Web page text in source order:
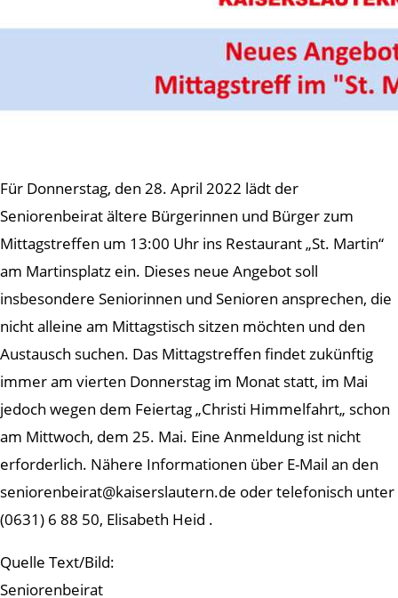
Für Donnerstag, den 28. April 2022 lädt der
Seniorenbeirat ältere Bürgerinnen und Bürger zum
Mittagstreffen um 13:00 Uhr ins Restaurant „St. Martin“
am Martinsplatz ein. Dieses neue Angebot soll
insbesondere Seniorinnen und Senioren ansprechen, die
nicht alleine am Mittagstisch sitzen möchten und den
Austausch suchen. Das Mittagstreffen findet zukünftig
immer am vierten Donnerstag im Monat statt, im Mai
jedoch wegen dem Feiertag „Christi Himmelfahrt„ schon
am Mittwoch, dem 25. Mai. Eine Anmeldung ist nicht
erforderlich. Nähere Informationen über E-Mail an den
seniorenbeirat@kaiserslautern.de oder telefonisch unter
(0631) 6 88 50, Elisabeth Heid .
Quelle Text/Bild:
Seniorenbeirat